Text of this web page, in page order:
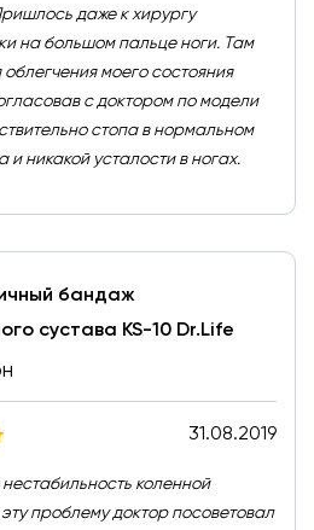
даже к хирургу
на большом пальце ноги. Там
моего состояния
с доктором по модели
стопа в нормальном
никакой усталости в ногах.
бандаж
сустава KS-10 Dr.Life
31.08.2019
коленной
проблему доктор посоветовал